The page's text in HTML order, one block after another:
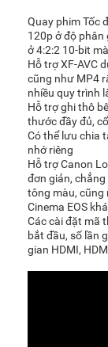
Quay phim Tốc
120p ở độ phân
ở 4:2:2 10-bit
Hỗ trợ XF-AVC
cũng như MP4
nhiều quy trình
Hỗ trợ ghi thô
thước đầy đủ,
Có thể lưu chia
nhớ riêng
Hỗ trợ Canon
đơn giản,
tông màu, cũng
Cinema EOS
Các cài đặt mã
bắt đầu, số lần
gian HDMI,